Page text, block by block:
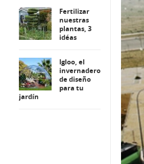
Fertilizar
nuestras
plantas, 3
idéas
Igloo, el
invernadero
de diseño
para tu
jardín